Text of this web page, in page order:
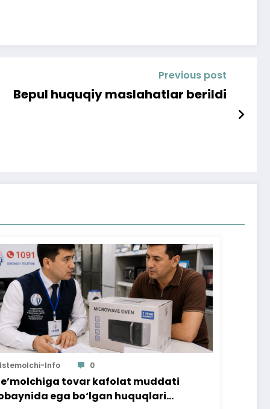
Previous post
Bepul huquqiy maslahatlar berildi
Istemolchi-Info 0
tovar kafolat muddati
ega bo‘lgan huquqlari